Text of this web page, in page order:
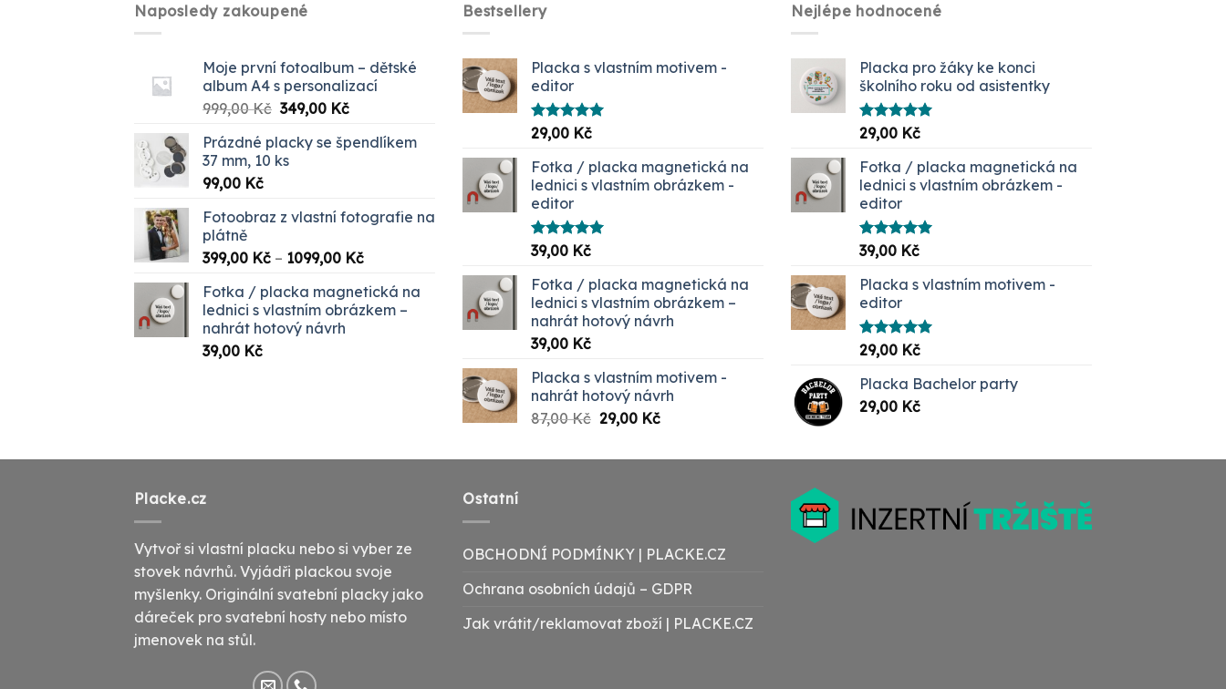
Naposledy zakoupené
Moje první fotoalbum – dětské
album A4 s personalizací
999,00Kč Původní
byla:
999,00 Kč.
349,00 KčAktuální
je:
Prázdné placky se špendlíkem
37 mm, 10 ks
99,00 Kč
Fotoobraz z vlastní fotografie na
plátně
399,00 Kč – 1099,00 KčRozpětí
399,00 Kč
až
Fotka / placka magnetická na
lednici s vlastním obrázkem –
nahrát hotový návrh
39,00 Kč
Bestsellery
Placka s vlastním motivem -
editor
Hodnocení
5.00
29,00 Kč
Fotka / placka magnetická na
lednici s vlastním obrázkem -
editor
Hodnocení
5.00
39,00 Kč
Fotka / placka magnetická na
lednici s vlastním obrázkem –
nahrát hotový návrh
39,00 Kč
Placka s vlastním motivem -
nahrát hotový návrh
87,00Kč Původní
byla:
29,00 KčAktuální
je:
Nejlépe hodnocené
Placka pro žáky ke konci
školního roku od asistentky
Hodnocení
5.00
29,00 Kč
Fotka / placka magnetická na
lednici s vlastním obrázkem -
editor
Hodnocení
5.00
39,00 Kč
Placka s vlastním motivem -
editor
Hodnocení
5.00
29,00 Kč
Placka Bachelor party
29,00 Kč
Placke.cz
Vytvoř si vlastní placku nebo si vyber ze
stovek návrhů. Vyjádři plackou svoje
myšlenky. Originální svatební placky jako
dáreček pro svatební hosty nebo místo
jmenovek na stůl.
Ostatní
OBCHODNÍ PODMÍNKY | PLACKE.CZ
Ochrana osobních údajů – GDPR
Jak vrátit/reklamovat zboží | PLACKE.CZ